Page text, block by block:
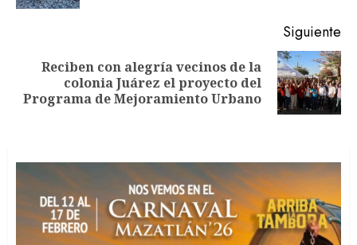
Siguiente
Siguiente
entrada:
Reciben con alegría vecinos de la
colonia Juárez el proyecto del
Programa de Mejoramiento Urbano